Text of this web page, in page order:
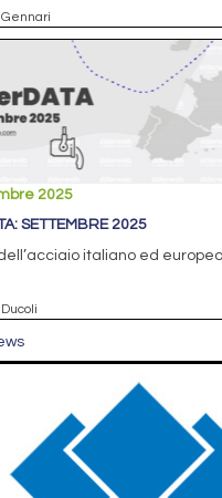
2025
SETTEMBRE 2025
dell’acciaio italiano ed